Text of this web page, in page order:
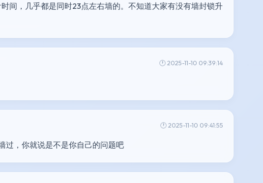
间，几乎都是同时23点左右墙的。不知道大家有没有墙封锁升
🕐 2025-11-10 09:39:14
🕐 2025-11-10 09:41:55
过，你就说是不是你自己的问题吧